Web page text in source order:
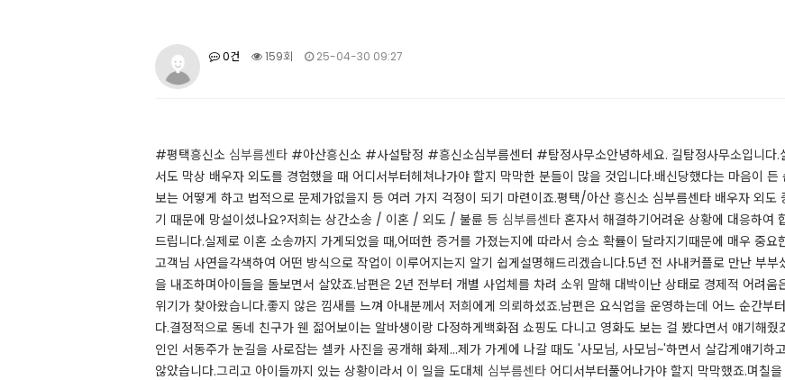
0건 159회 25-04-30 09:27
#평택흥신소 심부름센타 #아산흥신소 #사설탐정 #흥신소심부름센터 #탐정사무소​​안녕하세요. 길탐정사무소입니다.
서도 막상 배우자 외도를 경험했을 때 어디서부터헤쳐나가야 할지 막막한 분들이 많을 것입니다.배신당했다는 마음이
보는 어떻게 하고 법적으로 문제가없을지 등 여러 가지 걱정이 되기 마련이죠.평택/아산 흥신소 심부름센타 배우자 외
기 때문에 망설이셨나요?저희는 상간소송 / 이혼 / 외도 / 불륜 등 심부름센타 혼자서 해결하기어려운 상황에 대응하여
드립니다.실제로 이혼 소송까지 가게되었을 때,어떠한 증거를 가졌는지에 따라서 승소 확률이 달라지기때문에 매우 중
고객님 사연을각색하여 어떤 방식으로 작업이 이루어지는지 알기 쉽게설명해드리겠습니다.5년 전 사내커플로 만난 부
을 내조하며아이들을 돌보면서 살았죠.남편은 2년 전부터 개별 사업체를 차려 소위 말해 대박이난 상태로 경제적 어려
위기가 찾아왔습니다.좋지 않은 낌새를 느껴 아내분께서 저희에게 의뢰하셨죠.남편은 요식업을 운영하는데 어느 순간부
다.결정적으로 동네 친구가 웬 젊어보이는 알바생이랑 다정하게백화점 쇼핑도 다니고 영화도 보는 걸 봤다면서 얘기해
인인 서동주가 눈길을 사로잡는 셀카 사진을 공개해 화제...제가 가게에 나갈 때도 '사모님, 사모님~'하면서 살갑게얘기하
않았습니다.그리고 아이들까지 있는 상황이라서 이 일을 도대체 심부름센타 어디서부터풀어나가야 할지 막막했죠.​며칠